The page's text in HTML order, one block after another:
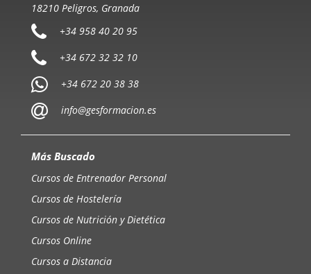
18210 Peligros, Granada
+34 958 40 20 95
+34 672 32 32 10
+34 672 20 38 38
info@gesformacion.es
Más Buscado
Cursos de Entrenador Personal
Cursos de Hostelería
Cursos de Nutrición y Dietética
Cursos Online
Cursos a Distancia